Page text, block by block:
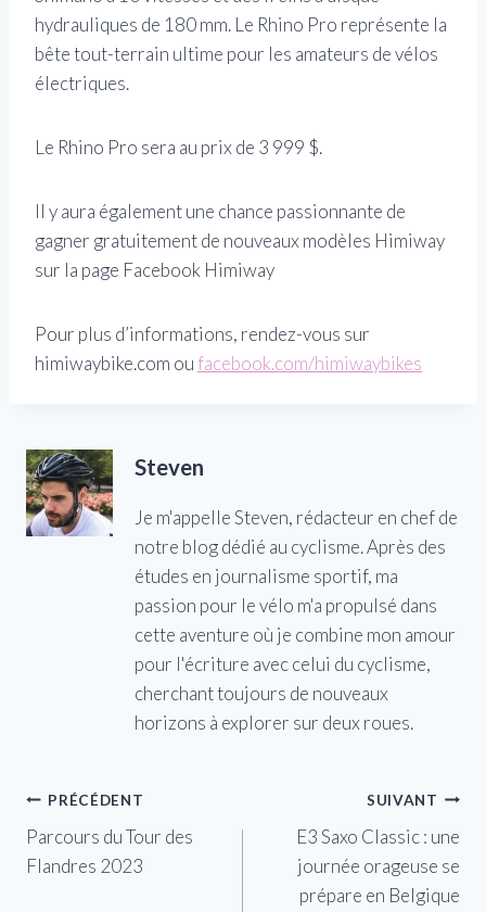
hydrauliques de 180 mm. Le Rhino Pro représente la
bête tout-terrain ultime pour les amateurs de vélos
électriques.
Le Rhino Pro sera au prix de 3 999 $.
Il y aura également une chance passionnante de
gagner gratuitement de nouveaux modèles Himiway
sur la page Facebook Himiway
Pour plus d’informations, rendez-vous sur
himiwaybike.com oufacebook.com/himiwaybikes
Steven
Je m'appelle Steven, rédacteur en chef de
notre blog dédié au cyclisme. Après des
études en journalisme sportif, ma
passion pour le vélo m'a propulsé dans
cette aventure où je combine mon amour
pour l'écriture avec celui du cyclisme,
cherchant toujours de nouveaux
horizons à explorer sur deux roues.
Navigation
de
PRÉCÉDENT
Parcours du Tour des
Flandres 2023
SUIVANT
E3 Saxo Classic : une
journée orageuse se
prépare en Belgique